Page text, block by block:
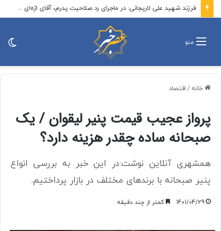
فرزند شهید علی لاریجانی: در ماجرای رد صلاحیت پدرم، آقای اژه‌ای مردانه ایستاد، حکم صادر شد و دست آنهایی که پرونده‌سازی کردند رو شد / در نهایت، موضوع در قالب نامه‌ای به اطلاع رهبر انقلاب نیز رسید
منو
خانه / اقتصاد
پرواز عجیب قیمت پنیر لیقوان / یک
صبحانه ساده چقدر هزینه دارد؟
همشهری آنلاین نوشت:در این خبر به بررسی انواع
پنیر صبحانه با برندهای مختلف در بازار پرداختیم.
1401/04/29 کمتر از چند دقیقه